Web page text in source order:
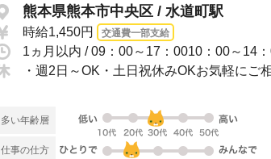
熊本県熊本市中央区 / 水道町駅
時給1,450円 交通費一部支給
・週2日～OK・土日祝休みOKお気軽にご
多い年齢層
仕事の仕方